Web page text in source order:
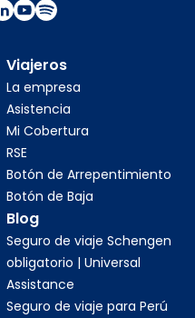
Viajeros
La empresa
Asistencia
Mi Cobertura
RSE
Botón de Arrepentimiento
Botón de Baja
Blog
Seguro de viaje Schengen
obligatorio | Universal
Assistance
Seguro de viaje para Perú